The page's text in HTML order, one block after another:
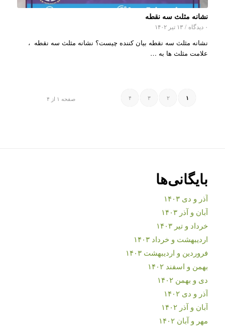
نشانه مثلث سه نقطه
۰ دیدگاه / ۱۳ تیر ۱۴۰۲
نشانه مثلث سه نقطه بیان کننده چیست؟ نشانه مثلث سه نقطه ،
علامت مثلث ها به …
صفحه ۱ از ۴ ۱ ۲ ۳ ۴
بایگانی‌ها
آذر و دی ۱۴۰۳
آبان و آذر ۱۴۰۳
خرداد و تیر ۱۴۰۳
اردیبهشت و خرداد ۱۴۰۳
فروردین و اردیبهشت ۱۴۰۳
بهمن و اسفند ۱۴۰۲
دی و بهمن ۱۴۰۲
آذر و دی ۱۴۰۲
آبان و آذر ۱۴۰۲
مهر و آبان ۱۴۰۲